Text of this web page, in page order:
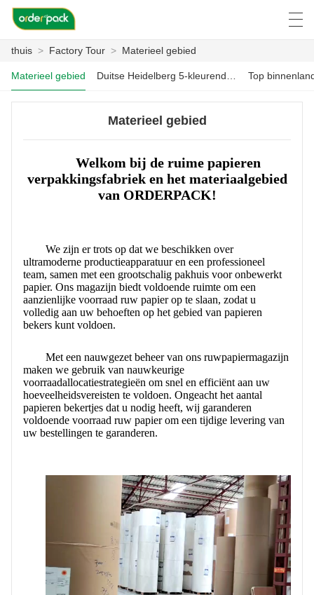
ZAAK C
FACTORY TOUR
CONTACT MET ONS
العربية Deutsch Ελληνική γλώσσα
thuis > Factory Tour > Materieel gebied
Materieel gebied
Materieel gebied
Welkom bij de ruime papieren
verpakkingsfabriek en het materiaalgebied
van ORDERPACK!
We zijn er trots op dat we beschikken over
ultramoderne productieapparatuur en een professioneel
team, samen met een grootschalig pakhuis voor onbewerkt
papier. Ons magazijn biedt voldoende ruimte om een ​​
aanzienlijke voorraad ruw papier op te slaan, zodat u
volledig aan uw behoeften op het gebied van papieren
bekers kunt voldoen.
Met een nauwgezet beheer van ons ruwpapiermagazijn
maken we gebruik van nauwkeurige
voorraadallocatiestrategieën om snel en efficiënt aan uw
hoeveelheidsvereisten te voldoen. Ongeacht het aantal
papieren bekertjes dat u nodig heeft, wij garanderen
voldoende voorraad ruw papier om een ​​tijdige levering van
uw bestellingen te garanderen.